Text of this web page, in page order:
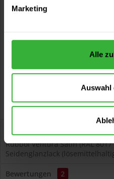
Marketing
Alle
Auswahl
Versand innerhalb von
Persönliche Beratung
Rubbol Ventura Satin (RAL
Seidenglanzlack
Bewertungen
2